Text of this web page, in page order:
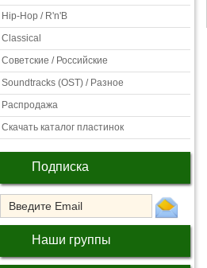
Hip-Hop / R'n'B
Classical
Советские / Российские
Soundtracks (OST) / Разное
Распродажа
Скачать каталог пластинок
Подписка
Наши группы